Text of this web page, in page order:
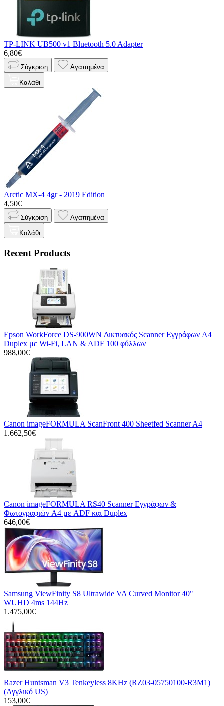
TP-LINK UB500 v1 Bluetooth 5.0 Adapter
6,80€
Σύγκριση Αγαπημένα
Καλάθι
Arctic MX-4 4gr - 2019 Edition
4,50€
Σύγκριση Αγαπημένα
Καλάθι
Recent Products
Epson WorkForce DS-900WN Δικτυακός Scanner Εγγράφων A4
Duplex με Wi-Fi, LAN & ADF 100 φύλλων
988,00€
Canon imageFORMULA ScanFront 400 Sheetfed Scanner A4
1.662,50€
Canon imageFORMULA RS40 Scanner Εγγράφων &
Φωτογραφιών A4 με ADF και Duplex
646,00€
Samsung ViewFinity S8 Ultrawide VA Curved Monitor 40"
WUHD 4ms 144Hz
1.475,00€
Razer Huntsman V3 Tenkeyless 8KHz (RZ03-05750100-R3M1)
(Αγγλικό US)
153,00€